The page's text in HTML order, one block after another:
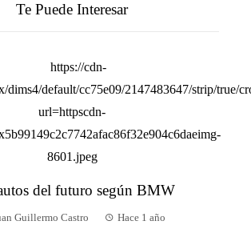
Te Puede Interesar
del futuro según BMW
Guillermo Castro Hace 1 año